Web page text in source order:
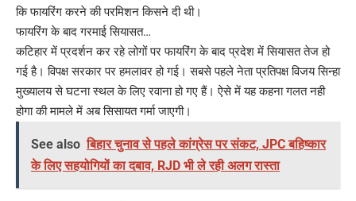
कि फायरिंग करने की परमिशन किसने दी थी।
फायरिंग के बाद गरमाई सियासत…
कटिहार में प्रदर्शन कर रहे लोगों पर फायरिंग के बाद प्रदेश में सियासत तेज हो
गई है। विपक्ष सरकार पर हमलावर हो गई। सबसे पहले नेता प्रतिपक्ष विजय सिन्हा
मुख्यालय से घटना स्थल के लिए रवाना हो गए हैं। ऐसे में यह कहना गलत नही
होगा की मामले में अब सिसायत गर्मा जाएगी।
See also बिहार चुनाव से पहले कांग्रेस पर संकट, JPC बहिष्कार
के लिए सहयोगियों का दबाव, RJD भी ले रही अलग रास्ता